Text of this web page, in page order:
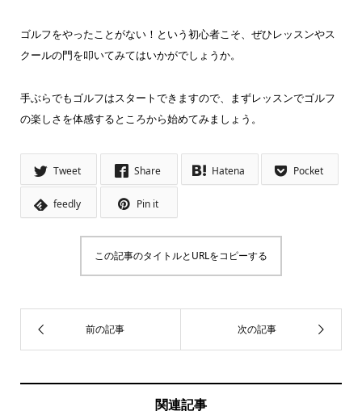
ゴルフをやったことがない！という初心者こそ、ぜひレッスンやス
クールの門を叩いてみてはいかがでしょうか。
手ぶらでもゴルフはスタートできますので、まずレッスンでゴルフ
の楽しさを体感するところから始めてみましょう。
Tweet Share Hatena Pocket
feedly Pin it
この記事のタイトルとURLをコピーする
関連記事